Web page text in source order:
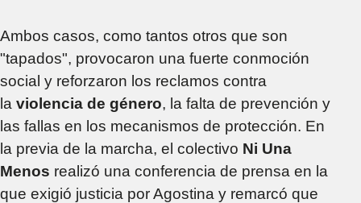
Ambos casos, como tantos otros que son
"tapados", provocaron una fuerte conmoción
social y reforzaron los reclamos contra
la violencia de género, la falta de prevención y
las fallas en los mecanismos de protección. En
la previa de la marcha, el colectivo Ni Una
Menos realizó una conferencia de prensa en la
que exigió justicia por Agostina y remarcó que